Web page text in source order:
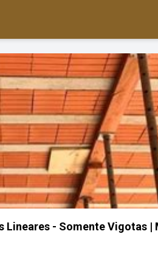
Lineares - Somente Vigotas |